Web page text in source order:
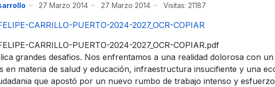
27 Marzo 2014 27 Marzo 2014 Visitas: 21187
CARRILLO-PUERTO-2024-2027_OCR-COPIAR
CARRILLO-PUERTO-2024-2027_OCR-COPIAR.pdf
grandes desafios. Nos enfrentamos a una realidad dolorosa con
en materia de salud y educación, infraestructura insucifiente y una
que apostó por un nuevo rumbo de trabajo intenso y